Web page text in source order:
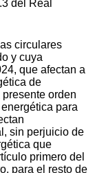
del Real
circulares
y cuya
que afectan a
de
orden
para
sin perjuicio de
que
primero del
para el resto de